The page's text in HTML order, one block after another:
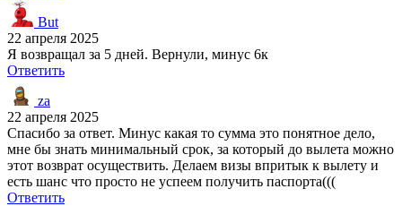
But
22 апреля 2025
Я возвращал за 5 дней. Вернули, минус 6к
Ответить
za
22 апреля 2025
Спасибо за ответ. Минус какая то сумма это понятное дело,
мне бы знать минимальный срок, за который до вылета можно
этот возврат осуществить. Делаем визы впритык к вылету и
есть шанс что просто не успеем получить паспорта(((
Ответить